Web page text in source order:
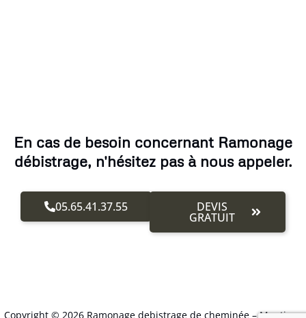
En cas de besoin concernant Ramonage
débistrage, n'hésitez pas à nous appeler.
05.65.41.37.55 DEVIS
GRATUIT
Copyright © 2026 Ramonage debistrage de cheminée –Mentions